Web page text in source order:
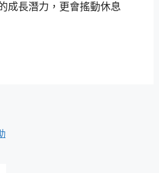
成長潛力，更會搖動休息